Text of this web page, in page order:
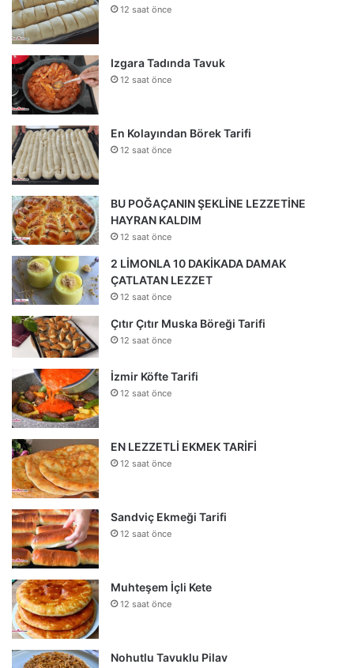
12 saat önce
Izgara Tadında Tavuk
12 saat önce
En Kolayından Börek Tarifi
12 saat önce
BU POĞAÇANIN ŞEKLİNE LEZZETİNE
HAYRAN KALDIM
12 saat önce
2 LİMONLA 10 DAKİKADA DAMAK
ÇATLATAN LEZZET
12 saat önce
Çıtır Çıtır Muska Böreği Tarifi
12 saat önce
İzmir Köfte Tarifi
12 saat önce
EN LEZZETLİ EKMEK TARİFİ
12 saat önce
Sandviç Ekmeği Tarifi
12 saat önce
Muhteşem İçli Kete
12 saat önce
Nohutlu Tavuklu Pilav